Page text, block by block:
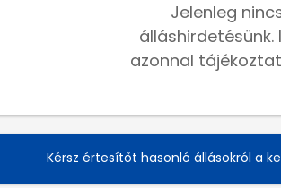
Jelenleg
azonnal
Kérsz értesítőt hasonló állásokról a